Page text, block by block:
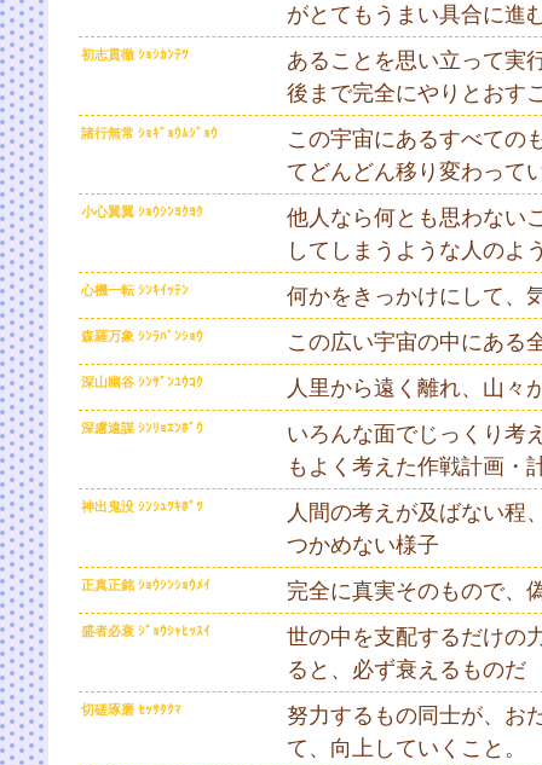
がとてもうまい具合に進
初志貫徹 ｼｮｼｶﾝﾃﾂ
あることを思い立って実
後まで完全にやりとおす
諸行無常 ｼｮｷﾞｮｳﾑｼﾞｮｳ
この宇宙にあるすべての
てどんどん移り変わって
小心翼翼 ｼｮｳｼﾝﾖｸﾖｸ
他人なら何とも思わない
してしまうような人のよ
心機一転 ｼﾝｷｲｯﾃﾝ 何かをきっかけにして、
森羅万象 ｼﾝﾗﾊﾞﾝｼｮｳ この広い宇宙の中にある
深山幽谷 ｼﾝｻﾞﾝﾕｳｺｸ 人里から遠く離れ、山々
深慮遠謀 ｼﾝﾘｮｴﾝﾎﾞｳ
いろんな面でじっくり考
もよく考えた作戦計画・
神出鬼没 ｼﾝｼｭﾂｷﾎﾞﾂ
人間の考えが及ばない程
つかめない様子
正真正銘 ｼｮｳｼﾝｼｮｳﾒｲ 完全に真実そのもので、
盛者必衰 ｼﾞｮｳｼｬﾋｯｽｲ
世の中を支配するだけの
ると、必ず衰えるものだ
切磋琢磨 ｾｯｻﾀｸﾏ
努力するもの同士が、お
て、向上していくこと。